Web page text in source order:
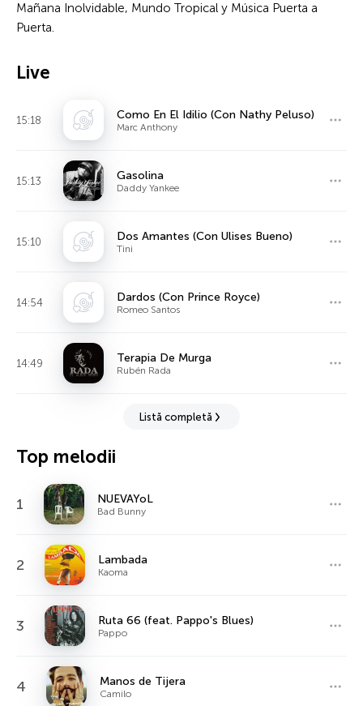
Mañana Inolvidable, Mundo Tropical y Música Puerta a
Puerta.
Live
15:18 Como En El Idilio (Con Nathy Peluso)
Marc Anthony
15:13 Gasolina
Daddy Yankee
15:10 Dos Amantes (Con Ulises Bueno)
Tini
14:54 Dardos (Con Prince Royce)
Romeo Santos
14:49 Terapia De Murga
Rubén Rada
Listă completă
Top melodii
1 NUEVAYoL
Bad Bunny
2 Lambada
Kaoma
3 Ruta 66 (feat. Pappo's Blues)
Pappo
4 Manos de Tijera
Camilo